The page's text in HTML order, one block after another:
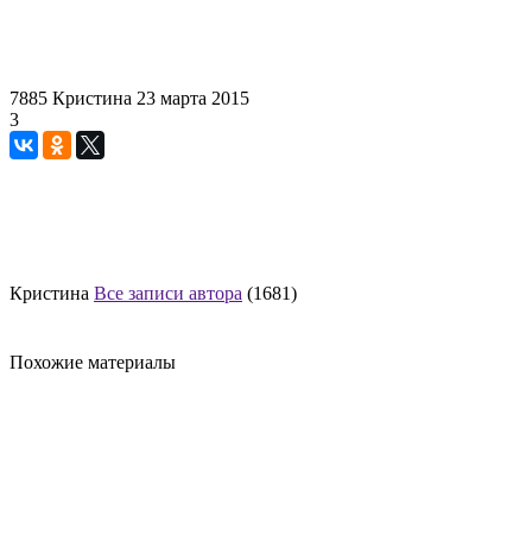
7885 Кристина 23 марта 2015
3
Кристина Все записи автора (1681)
Похожие материалы